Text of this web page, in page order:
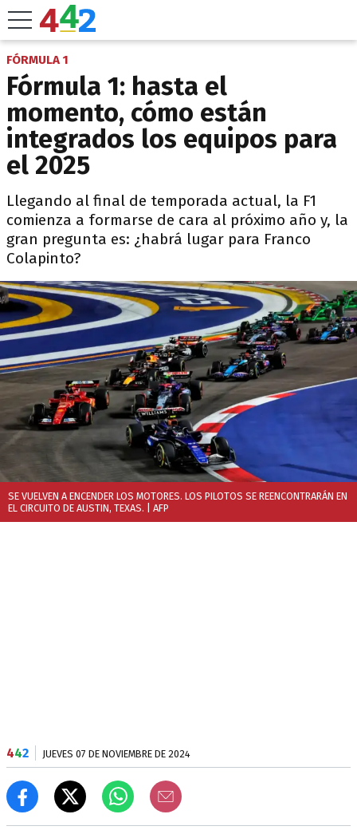
FÓRMULA 1
Fórmula 1: hasta el
momento, cómo están
integrados los equipos para
el 2025
Llegando al final de temporada actual, la F1
comienza a formarse de cara al próximo año y, la
gran pregunta es: ¿habrá lugar para Franco
Colapinto?
SE VUELVEN A ENCENDER LOS MOTORES. LOS PILOTOS SE REENCONTRARÁN EN
EL CIRCUITO DE AUSTIN, TEXAS. | AFP
442 JUEVES 07 DE NOVIEMBRE DE 2024